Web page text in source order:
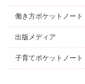
働き方ポケットノート
出版メディア
子育てポケットノート